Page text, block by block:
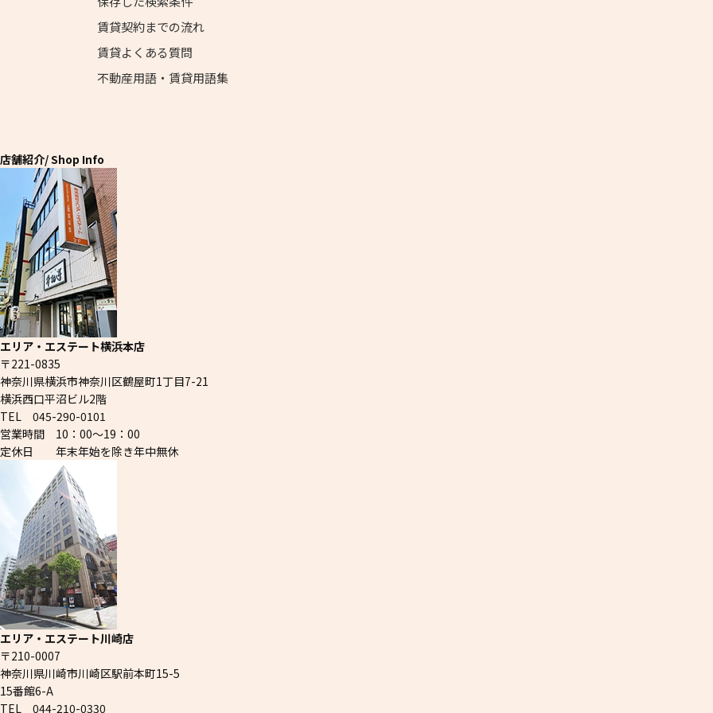
賃貸契約までの流れ
賃貸よくある質問
不動産用語・賃貸用語集
店舗紹介/ Shop Info
エリア・エステート横浜本店
〒221-0835
神奈川県横浜市神奈川区鶴屋町1丁目7-21
横浜西口平沼ビル2階
TEL 045-290-0101
営業時間 10：00～19：00
定休日 年末年始を除き年中無休
エリア・エステート川崎店
〒210-0007
神奈川県川崎市川崎区駅前本町15-5
15番館6-A
TEL 044-210-0330